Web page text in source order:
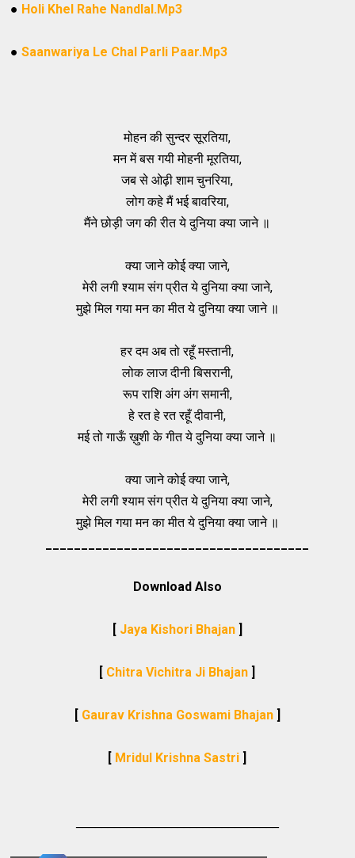
● Holi Khel Rahe Nandlal.Mp3
●Saanwariya Le Chal Parli Paar.Mp3
मोहन की सुन्दर सूरतिया,
मन में बस गयी मोहनी मूरतिया,
जब से ओढ़ी शाम चुनरिया,
लोग कहे मैं भई बावरिया,
मैंने छोड़ी जग की रीत ये दुनिया क्या जाने ॥
क्या जाने कोई क्या जाने,
मेरी लगी श्याम संग प्रीत ये दुनिया क्या जाने,
मुझे मिल गया मन का मीत ये दुनिया क्या जाने ॥
हर दम अब तो रहूँ मस्तानी,
लोक लाज दीनी बिसरानी,
रूप राशि अंग अंग समानी,
हे रत हे रत रहूँ दीवानी,
मई तो गाऊँ ख़ुशी के गीत ये दुनिया क्या जाने ॥
क्या जाने कोई क्या जाने,
मेरी लगी श्याम संग प्रीत ये दुनिया क्या जाने,
मुझे मिल गया मन का मीत ये दुनिया क्या जाने ॥
Download Also
[ Jaya Kishori Bhajan]
[ Chitra Vichitra Ji Bhajan ]
[ Gaurav Krishna Goswami Bhajan]
[ Mridul Krishna Sastri ]